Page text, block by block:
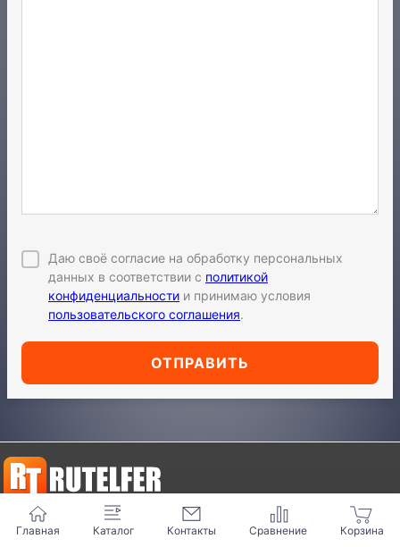
Главная Каталог Контакты
Даю своё согласие на обработку персональных
данных в соответствии с политикой
конфиденциальности и принимаю условия
пользовательского соглашения.
ОТПРАВИТЬ
О КОМПАНИИ